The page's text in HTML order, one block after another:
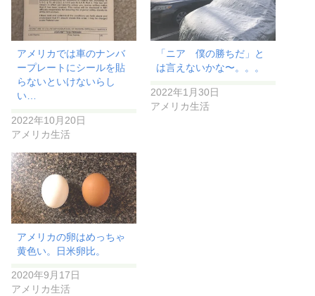
アメリカでは車のナンバ
ープレートにシールを貼
らないといけないらし
い…
2022年10月20日
アメリカ生活
「ニア 僕の勝ちだ」と
は言えないかな〜。。。
2022年1月30日
アメリカ生活
アメリカの卵はめっちゃ
黄色い。日米卵比。
2020年9月17日
アメリカ生活